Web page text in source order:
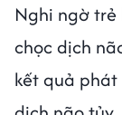
Nghi ngờ
chọc dịch
kết quả